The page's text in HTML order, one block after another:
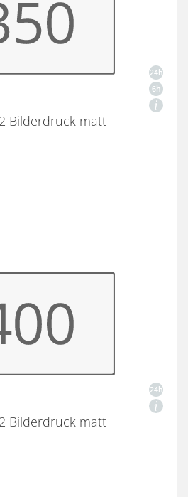
Bilderdruck matt
Bilderdruck matt